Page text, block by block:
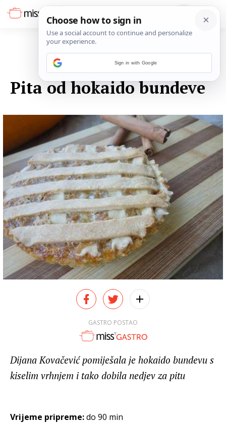
Pita od hokaido bundeve
GASTRO POSTAO
Dijana Kovačević pomiješala je hokaido bundevu s
kiselim vrhnjem i tako dobila nedjev za pitu
Vrijeme pripreme:do 90 min
Sign in with Google